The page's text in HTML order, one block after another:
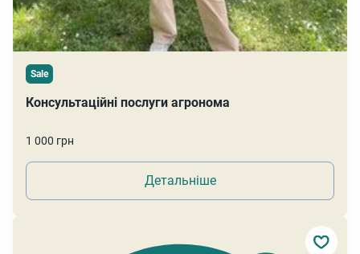
Sale
Консультаційні послуги агронома
1 000 грн
Детальніше